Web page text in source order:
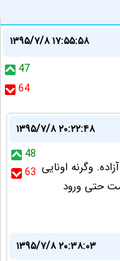
۱۳۹۵/۷/۸ ۱۷:۵۵:۵۸
47
64
۱۳۹۵/۷/۸ ۲۰:۲۲:۴۸
48
63 وگرنه اونایی
حتی ورود
۱۳۹۵/۷/۸ ۲۰:۳۸:۰۳